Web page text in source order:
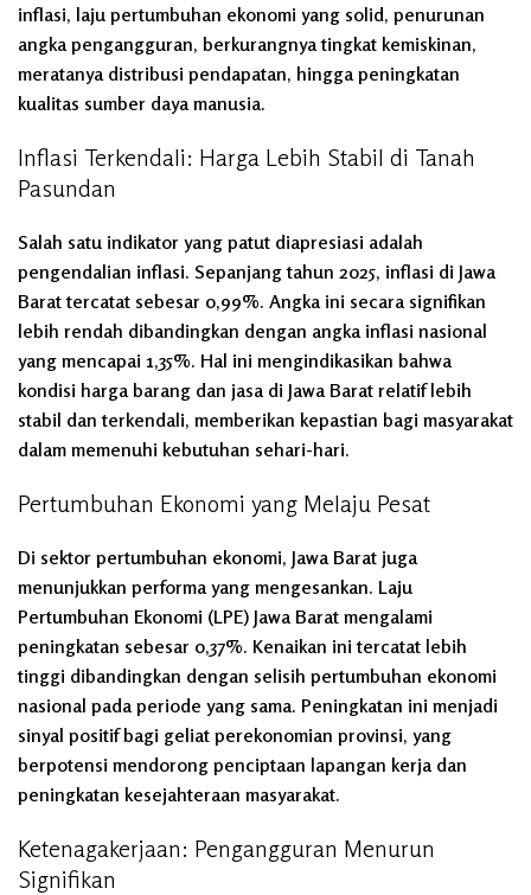
inflasi, laju pertumbuhan ekonomi yang solid, penurunan
angka pengangguran, berkurangnya tingkat kemiskinan,
meratanya distribusi pendapatan, hingga peningkatan
kualitas sumber daya manusia.
Inflasi Terkendali: Harga Lebih Stabil di Tanah
Pasundan
Salah satu indikator yang patut diapresiasi adalah
pengendalian inflasi. Sepanjang tahun 2025, inflasi di Jawa
Barat tercatat sebesar 0,99%. Angka ini secara signifikan
lebih rendah dibandingkan dengan angka inflasi nasional
yang mencapai 1,35%. Hal ini mengindikasikan bahwa
kondisi harga barang dan jasa di Jawa Barat relatif lebih
stabil dan terkendali, memberikan kepastian bagi masyarakat
dalam memenuhi kebutuhan sehari-hari.
Pertumbuhan Ekonomi yang Melaju Pesat
Di sektor pertumbuhan ekonomi, Jawa Barat juga
menunjukkan performa yang mengesankan. Laju
Pertumbuhan Ekonomi (LPE) Jawa Barat mengalami
peningkatan sebesar 0,37%. Kenaikan ini tercatat lebih
tinggi dibandingkan dengan selisih pertumbuhan ekonomi
nasional pada periode yang sama. Peningkatan ini menjadi
sinyal positif bagi geliat perekonomian provinsi, yang
berpotensi mendorong penciptaan lapangan kerja dan
peningkatan kesejahteraan masyarakat.
Ketenagakerjaan: Pengangguran Menurun
Signifikan